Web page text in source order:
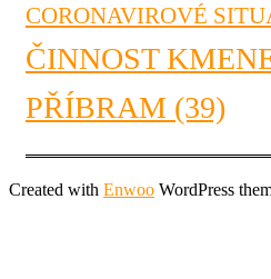
CORONAVIROVÉ
ČINNOST
PŘÍBRAM (39)
Created with Enwoo WordPress